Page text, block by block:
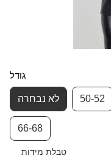
גודל
לא נבחרה 50-52
66-68
טבלת מידות